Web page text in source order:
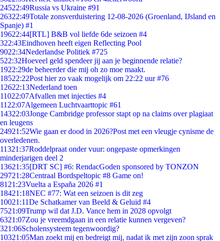
24522:49Russia vs Ukraine #91
26322:49Totale zonsverduistering 12-08-2026 (Groenland, IJsland en
Spanje) #1
19622:44[RTL] B&B vol liefde 6de seizoen #4
322:43Eindhoven heeft eigen Reflecting Pool
9022:34Nederlandse Politiek #725
522:32Hoeveel geld spendeer jij aan je beginnende relatie?
1922:29de beheerder die mij oh zo moe maakt.
18522:22Post hier zo vaak mogelijk om 22:22 uur #76
12622:13Nederland toen
11022:07Afvallen met injecties #4
11 22:07Algemeen Luchtvaarttopic #61
14322:03Jonge Cambridge professor stapt op na claims over plagiaat
en leugens
24921:52Wie gaan er dood in 2026?Post met een vleugje cynisme de
overledenen.
11321:37Roddelpraat onder vuur: ongepaste opmerkingen
minderjarigen deel 2
13621:35[DRT SC] #6: RendacGoden sponsored by TONZON
29721:28Centraal Bordspeltopic #8 Game on!
81 21:23Vuelta a España 2026 #1
18421:18NEC #77: Wat een seizoen is dit zeg
10021:11De Schatkamer van Beeld & Geluid #4
7521:09Trump wil dat J.D. Vance hem in 2028 opvolgt
6321:07Zou je vreemdgaan in een relatie kunnen vergeven?
321:06Scholensysteem tegenwoordig?
10321:05Man zoekt mij en bedreigt mij, nadat ik met zijn zoon sprak